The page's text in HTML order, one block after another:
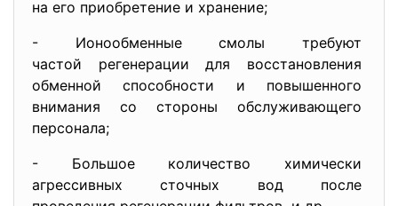
на его приобретение и хранение;
- Ионообменные смолы требуют
частой регенерации для восстановления
обменной способности и повышенного
внимания со стороны обслуживающего
персонала;
- Большое количество химически
агрессивных сточных вод после